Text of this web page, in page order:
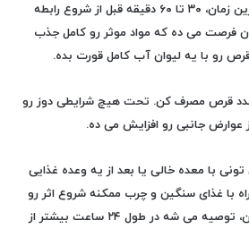
بهترین زمان، ۳۰ تا ۶۰ دقیقه قبل از شروع رابطه
فرصت می ده که مواد موثر رو کامل جذب
رو با یه لیوان آب کامل قورت بده.
قرص مصرف کن. تحت هیچ شرایطی دوز رو
عوارض جانبی رو افزایش می ده.
تونی با معده خالی یا بعد از یه وعده غذایی
غذای سنگین و چرب ممکنه شروع اثر رو
کمی به تاخیر بندازه. همچنین، توصیه می شه در طول ۲۴ ساعت بیشتر از